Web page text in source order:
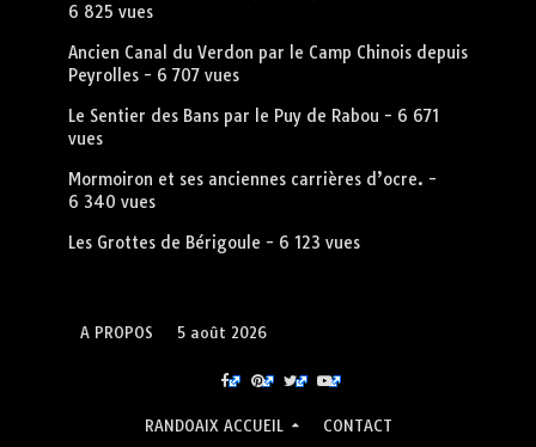
6 825 vues
Ancien Canal du Verdon par le Camp Chinois depuis
Peyrolles- 6 707 vues
Le Sentier des Bans par le Puy de Rabou - 6 671
vues
Mormoiron et ses anciennes carrières d’ocre. -
6 340 vues
Les Grottes de Bérigoule - 6 123 vues
A PROPOS 5 août 2026
RANDOAIX ACCUEIL CONTACT